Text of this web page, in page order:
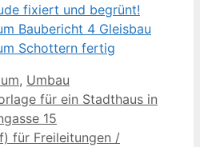
fixiert und begrünt!
Baubericht 4 Gleisbau
Schottern fertig
, Umbau
für ein Stadthaus in
15
für Freileitungen /